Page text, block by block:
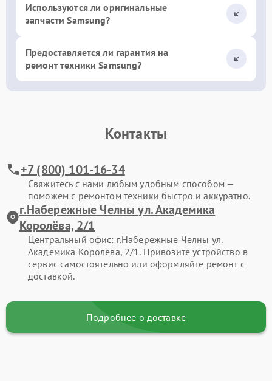
Используются ли оригинальные
запчасти Samsung?
Предоставляется ли гарантия на
ремонт техники Samsung?
Контакты
+7 (800) 101-16-34
Свяжитесь с нами любым удобным способом —
поможем с ремонтом техники быстро и аккуратно.
г.Набережные Челны ул. Академика
Королёва, 2/1
Центральный офис: г.Набережные Челны ул.
Академика Королёва, 2/1. Привозите устройство в
сервис самостоятельно или оформляйте ремонт с
доставкой.
Подробнее о доставке